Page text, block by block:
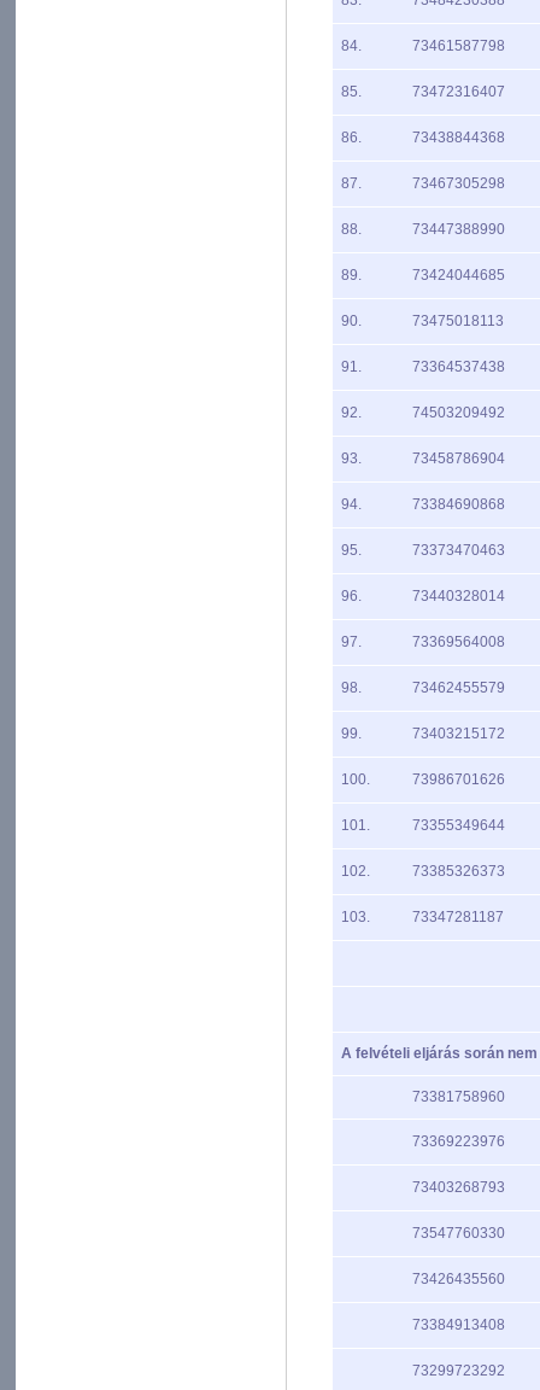
84. 73461587798
85. 73472316407
86. 73438844368
87. 73467305298
88. 73447388990
89. 73424044685
90. 73475018113
91. 73364537438
92. 74503209492
93. 73458786904
94. 73384690868
95. 73373470463
96. 73440328014
97. 73369564008
98. 73462455579
99. 73403215172
100. 73986701626
101. 73355349644
102. 73385326373
103. 73347281187
A felvételi eljárás során
73381758960
73369223976
73403268793
73547760330
73426435560
73384913408
73299723292